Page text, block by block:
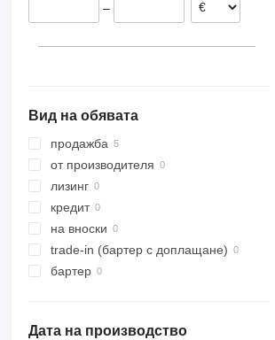
–
Вид на обявата
продажба
от производителя
лизинг
кредит
на вноски
trade-in (бартер с доплащане)
бартер
Дата на производство